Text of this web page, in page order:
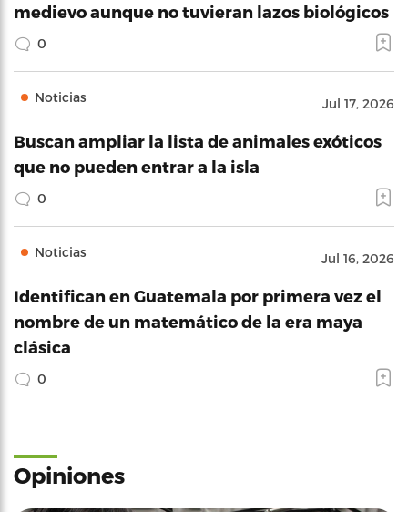
medievo aunque no tuvieran lazos biológicos
0
Noticias Jul 17, 2026
Buscan ampliar la lista de animales exóticos
que no pueden entrar a la isla
0
Noticias Jul 16, 2026
Identifican en Guatemala por primera vez el
nombre de un matemático de la era maya
clásica
0
Opiniones